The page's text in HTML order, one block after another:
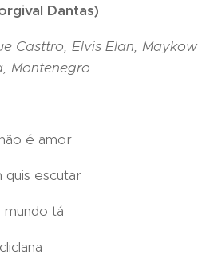
Dantas)
Casttro, Elvis Elan, Maykow
Montenegro
é amor
quis escutar
tá